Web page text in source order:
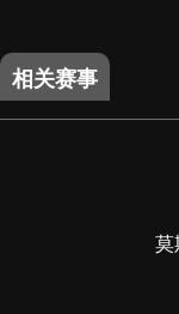
相关赛事
莫